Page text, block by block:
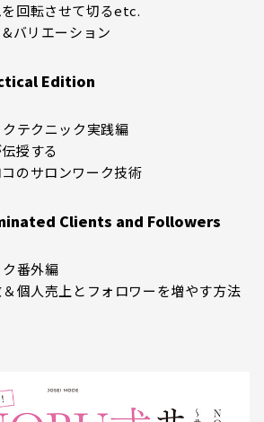
回転させて切るetc.
バリエーション
Edition
テクニック実践編
授する
のサロンワーク技術
Clients and Followers
番外編
個人売上とフォロワーを増やす方法